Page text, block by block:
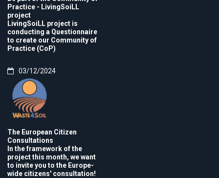
Practice - LivingSoiLL
project
LivingSoiLL project is
conducting a Questionnaire
to create our Community of
Practice (CoP)
03/12/2024
The European Citizen
Consultations
In the framework of the
project this month, we want
to invite you to the Europe-
wide citizens' consultation!